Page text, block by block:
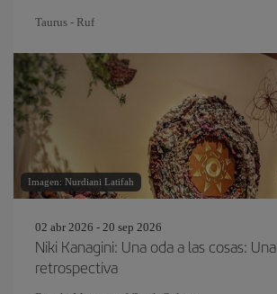
Taurus - Ruf
Imagen: Nurdiani Latifah
02 abr 2026 - 20 sep 2026
Niki Kanagini: Una oda a las cosas: Una
retrospectiva